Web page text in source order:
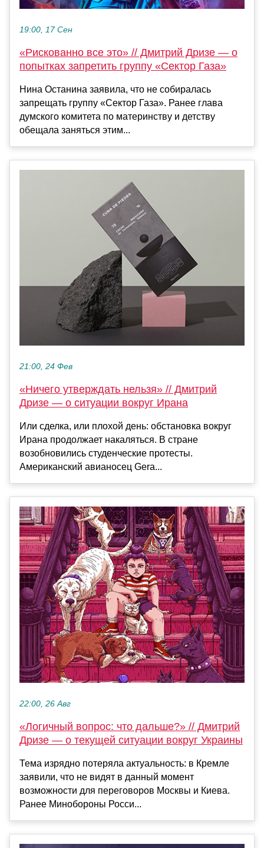
19:00, 17 Сен
«Рискованно все это» // Дмитрий Дризе — о
попытках запретить группу «Сектор Газа»
Нина Останина заявила, что не собиралась
запрещать группу «Сектор Газа». Ранее глава
думского комитета по материнству и детству
обещала заняться этим...
21:00, 24 Фев
«Ничего утверждать нельзя» // Дмитрий
Дризе — о ситуации вокруг Ирана
Или сделка, или плохой день: обстановка вокруг
Ирана продолжает накаляться. В стране
возобновились студенческие протесты.
Американский авианосец Gera...
22:00, 26 Авг
«Логичный вопрос: что дальше?» // Дмитрий
Дризе — о текущей ситуации вокруг Украины
Тема изрядно потеряла актуальность: в Кремле
заявили, что не видят в данный момент
возможности для переговоров Москвы и Киева.
Ранее Минобороны Росси...